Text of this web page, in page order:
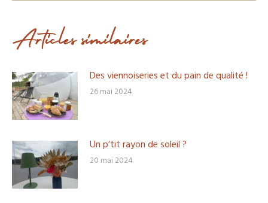
:
Articles similaires
Des viennoiseries et du pain de qualité !
26 mai 2024
Un p’tit rayon de soleil ?
20 mai 2024